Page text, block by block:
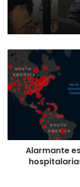
A
l
a
r
m
e
Alarmante